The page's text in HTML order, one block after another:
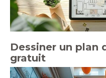
Dessiner un plan
gratuit